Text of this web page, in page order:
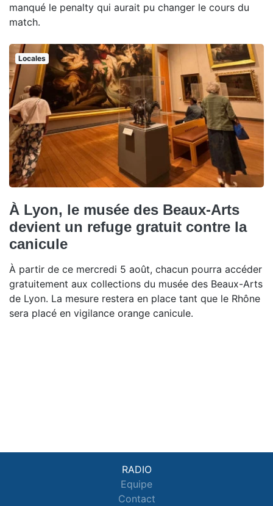
manqué le penalty qui aurait pu changer le cours du
match.
Locales
À Lyon, le musée des Beaux-Arts
devient un refuge gratuit contre la
canicule
À partir de ce mercredi 5 août, chacun pourra accéder
gratuitement aux collections du musée des Beaux-Arts
de Lyon. La mesure restera en place tant que le Rhône
sera placé en vigilance orange canicule.
RADIO
Equipe
Contact